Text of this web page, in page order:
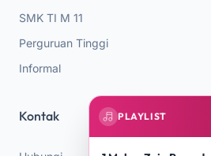
SMK TI M 11
Perguruan Tinggi
Informal
Kontak PLAYLIST